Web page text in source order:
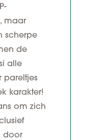
maar
scherpe
de
alle
pareltjes
karakter!
om zich
door